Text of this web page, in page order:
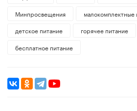
Минпросвещения
детское питание
горячее питание
бесплатное питание